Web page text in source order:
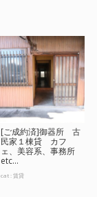
[ご成約済]御器所 古
民家１棟貸 カフ
ェ、美容系、事務所
etc...
cat :賃貸